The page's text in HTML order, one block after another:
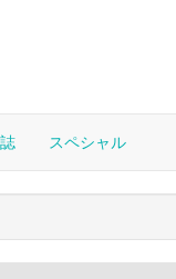
スペシャル